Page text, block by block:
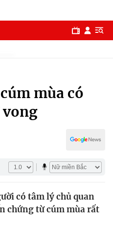
mùa có
vong
có tâm lý chủ quan
chứng từ cúm mùa rất